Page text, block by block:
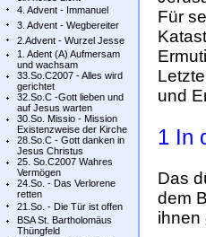
4. Advent - Immanuel
3. Advent - Wegbereiter
2.Advent - Wurzel Jesse
1. Adent (A) Aufmersam
und wachsam
33.So.C2007 - Alles wird
gerichtet
32.So.C -Gott lieben und
auf Jesus warten
30.So. Missio - Mission
Existenzweise der Kirche
28.So.C - Gott danken in
Jesus Christus
25. So.C2007 Wahres
Vermögen
24.So. - Das Verlorene
retten
21.So. - Die Tür ist offen
BSA St. Bartholomäus
Thüngfeld
Für
und
1 In
Das
dem
ihnen